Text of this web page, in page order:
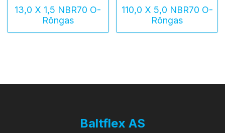
13,0 X 1,5 NBR70 O-
Rõngas
110,0 X 5,0 NBR70 O-
Rõngas
Baltflex AS